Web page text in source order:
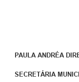
PAULA ANDRÉA
SECRETÁRIA